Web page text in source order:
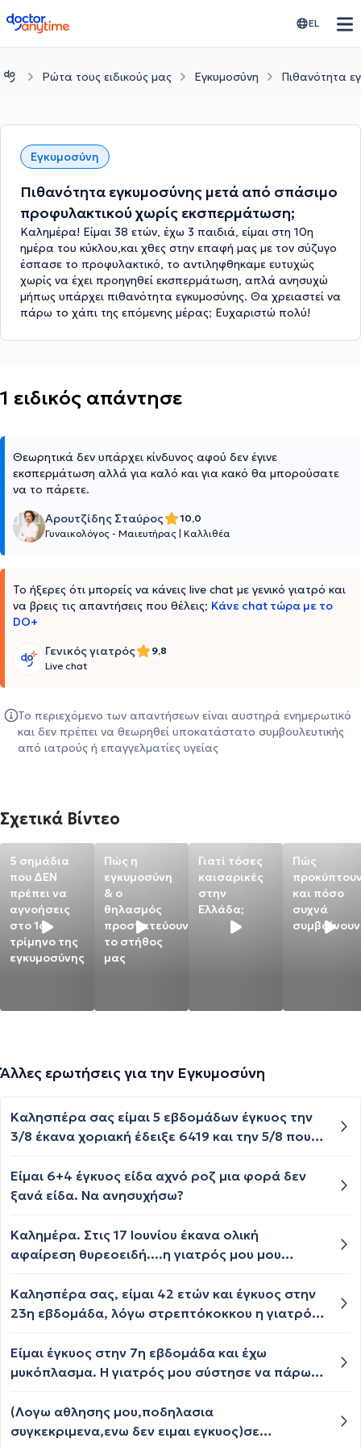
doctoranytime EL
Ρώτα τους ειδικούς μας Εγκυμοσύνη Πιθανότητα
Εγκυμοσύνη
Πιθανότητα εγκυμοσύνης μετά από σπάσιμο
προφυλακτικού χωρίς εκσπερμάτωση;
Καλημέρα! Είμαι 38 ετών, έχω 3 παιδιά, είμαι στη 10η
ημέρα του κύκλου,και χθες στην επαφή μας με τον σύζυγο
έσπασε το προφυλακτικό, το αντιληφθηκαμε ευτυχώς
χωρίς να έχει προηγηθεί εκσπερμάτωση, απλά ανησυχώ
μήπως υπάρχει πιθανότητα εγκυμοσύνης. Θα χρειαστεί να
πάρω το χάπι της επόμενης μέρας; Ευχαριστώ πολύ!
1 ειδικός απάντησε
Θεωρητικά δεν υπάρχει κίνδυνος αφού δεν έγινε
εκσπερμάτωση αλλά για καλό και για κακό θα μπορούσατε
να το πάρετε.
Αρουτζίδης Σταύρος
10,0
Γυναικολόγος - Μαιευτήρας Καλλιθέα
Το ήξερες ότι μπορείς να κάνεις live chat με γενικό γιατρό και
να βρεις τις απαντήσεις που θέλεις; Κάνε chat τώρα με το
DO+
Γενικός γιατρός
9,8
Live chat
Το περιεχόμενο των απαντήσεων είναι αυστηρά ενημερωτικό
και δεν πρέπει να θεωρηθεί υποκατάστατο συμβουλευτικής
από ιατρούς ή επαγγελματίες υγείας
Σχετικά Βίντεο
5 σημάδια
που ΔΕΝ
πρέπει να
αγνοήσεις
στο 1ο
τρίμηνο της
εγκυμοσύνης
Πώς η
εγκυμοσύνη
& ο
θηλασμός
προστατεύουν
το στήθος
μας
Γιατί τόσες
καισαρικές
στην
Ελλάδα;
Πώς
και πόσο
συχνά
Άλλες ερωτήσεις για την Εγκυμοσύνη
Καλησπέρα σας είμαι 5 εβδομάδων έγκυος την
3/8 έκανα χοριακή έδειξε 6419 και την 5/8 που
η μονάδες και αυτό λίγο με ανησυχεί την
Δευτέρα έχω ραντεβού με τον γυναικολόγο για
ξανακάνω και αύριο μια χοριακή εξέταση;
Είμαι 6+4 έγκυος είδα αχνό ροζ μια φορά δεν
ξανά είδα. Να ανησυχήσω?
Καλημέρα. Στις 17 Ιουνίου έκανα ολική
αφαίρεση θυρεοειδή....η γιατρός μου μου
ήταν χαμηλό...με αποτέλεσμα να έχω θέμα με
δυσκοιλιότητα...! Στις 27 μου ήρθε περίοδος και
μέρες αργότερα όμως είχα έντονο πόνο στο
στομάχι που με οδήγησε στο νοσοκομείο και
κοιλιάς.....σήμερα έχω 8 μέρες
καθυστέρηση.....στην περίπτωση εγκυμοσύνης
Καλησπέρα σας, είμαι 42 ετών και έγκυος στην
23η εβδομάδα, λόγω στρεπτόκοκκου η γιατρός
είναι ακίνδυνη για το έμβρυο;; Σας ευχαριστώ
πολύ.
Είμαι έγκυος στην 7η εβδομάδα και έχω
μυκόπλασμα. Η γιατρός μου σύστησε να πάρω
αποτελεσματική. Δεν υπάρχει άλλη αντιβίωση
που να είναι αποτελεσματική και να
(Λογω αθλησης μου,ποδηλασια
συγκεκριμενα,ενω δεν ειμαι εγκυος)σε